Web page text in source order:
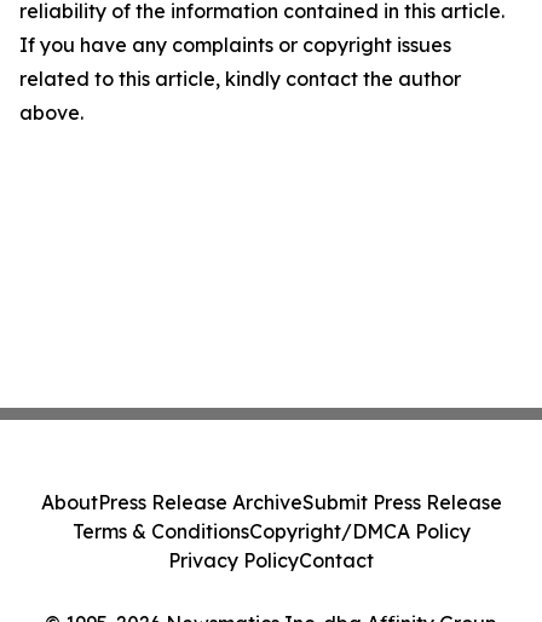
reliability of the information contained in this article.
If you have any complaints or copyright issues
related to this article, kindly contact the author
above.
AboutPress Release ArchiveSubmit Press Release
Terms & ConditionsCopyright/DMCA Policy
Privacy PolicyContact